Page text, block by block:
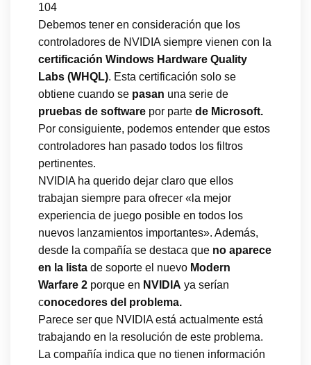
104
Debemos tener en consideración que los
controladores de NVIDIA siempre vienen con la
certificación Windows Hardware Quality
Labs (WHQL). Esta certificación solo se
obtiene cuando se pasan una serie de
pruebas de software por parte de Microsoft.
Por consiguiente, podemos entender que estos
controladores han pasado todos los filtros
pertinentes.
NVIDIA ha querido dejar claro que ellos
trabajan siempre para ofrecer «la mejor
experiencia de juego posible en todos los
nuevos lanzamientos importantes». Además,
desde la compañía se destaca que no aparece
en la lista de soporte el nuevo Modern
Warfare 2 porque en NVIDIA ya serían
conocedores del problema.
Parece ser que NVIDIA está actualmente está
trabajando en la resolución de este problema.
La compañía indica que no tienen información